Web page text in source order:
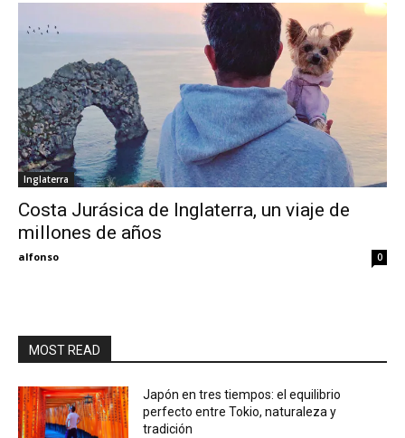
Thru
My
Inglaterra
Costa Jurásica de Inglaterra, un viaje de
millones de años
alfonso 0
MOST READ
Japón en tres tiempos: el equilibrio
perfecto entre Tokio, naturaleza y
tradición